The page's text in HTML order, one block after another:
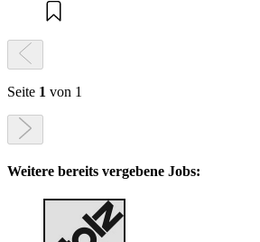
Seite 1 von 1
Weitere bereits vergebene Jobs: